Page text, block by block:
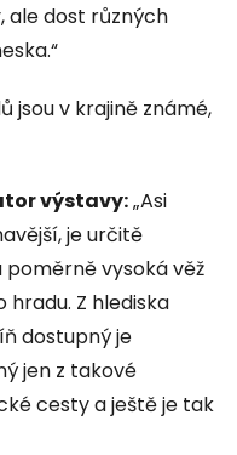
ale dost různých
jsou v krajině známé,
výstavy:„Asi
je určitě
vysoká věž
Z hlediska
dostupný je
jen z takové
cesty a ještě je tak